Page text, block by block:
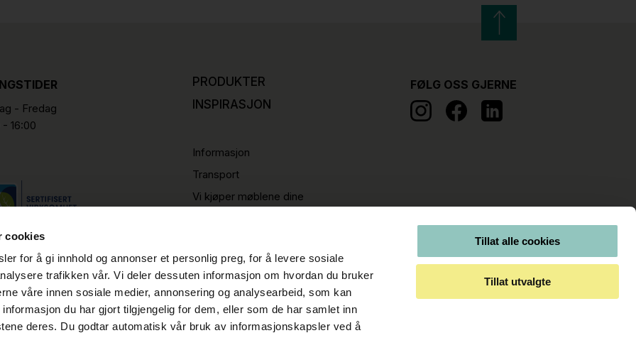
cookies
for å gi innhold og annonser et personlig preg, for å levere sosiale
trafikken vår. Vi deler dessuten informasjon om hvordan du bruker
våre innen sosiale medier, annonsering og analysearbeid, som kan
du har gjort tilgjengelig for dem, eller som de har samlet inn
deres. Du godtar automatisk vår bruk av informasjonskapsler ved å
Tillat alle cookies
Tillat utvalgte
- Fredag
16:00
PRODUKTER
INSPIRASJON
Informasjon
Transport
Vi kjøper møblene dine
FØLG OSS GJERNE